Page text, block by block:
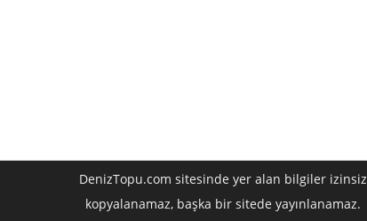
DenizTopu.com sitesinde yer alan bilgiler izinsiz
kopyalanamaz, başka bir sitede yayınlanamaz.